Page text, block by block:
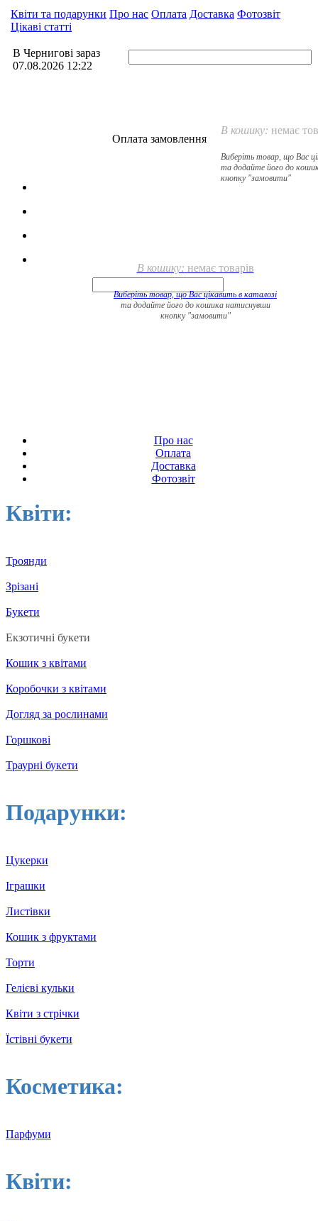
Квіти та подарунки Про нас Оплата Доставка Фотозвіт
Цікаві статті
В Чернигові зараз
07.08.2026 12:22
В кошику: немає
Виберіть товар, що Вас
та додайте його до
кнопку "замовити"
Оплата замовлення
В кошику: немає товарів
Виберіть товар, що Вас цікавить в каталозі
та додайте його до кошика натиснувши
кнопку "замовити"
Про нас
Оплата
Доставка
Фотозвіт
Квіти:
Троянди
Зрізані
Букети
Екзотичні букети
Кошик з квітами
Коробочки з квітами
Догляд за рослинами
Горшкові
Траурні букети
Подарунки:
Цукерки
Іграшки
Листівки
Кошик з фруктами
Торти
Гелієві кульки
Квіти з стрічки
Їстівні букети
Косметика:
Парфуми
Квіти: